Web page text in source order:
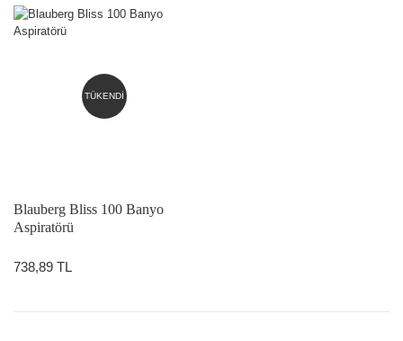
TÜKENDİ
Blauberg Bliss 100 Banyo
Aspiratörü
738,89 TL